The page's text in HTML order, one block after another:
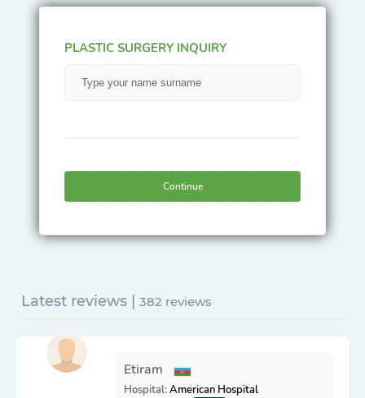
PLASTIC SURGERY INQUIRY
Continue
Latest reviews | 382 reviews
Etiram
Hospital:American Hospital